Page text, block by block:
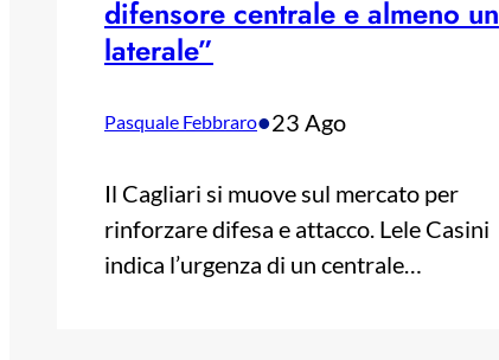
difensore centrale e almeno un
laterale”
Pasquale Febbraro•23 Ago
Il Cagliari si muove sul mercato per
rinforzare difesa e attacco. Lele Casini
indica l’urgenza di un centrale…